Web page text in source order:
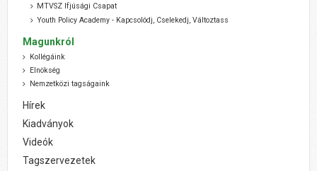
MTVSZ Ifjúsági Csapat
Youth Policy Academy - Kapcsolódj, Cselekedj, Változtass
Magunkról
Kollégáink
Elnökség
Nemzetközi tagságaink
Hírek
Kiadványok
Videók
Tagszervezetek